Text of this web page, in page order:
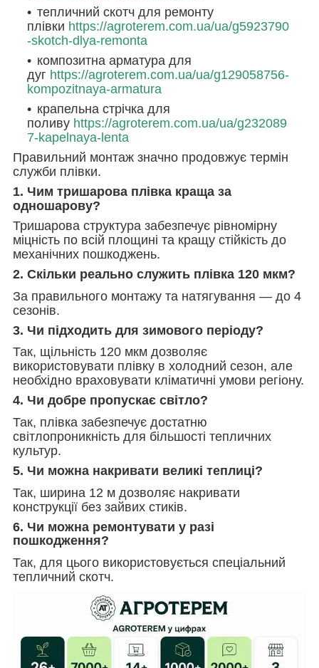
тепличний скотч для ремонту
плівки https://agroterem.com.ua/ua/g5923790
-skotch-dlya-remonta
композитна арматура для
дуг https://agroterem.com.ua/ua/g129058756-
kompozitnaya-armatura
крапельна стрічка для
поливу https://agroterem.com.ua/ua/g232089
7-kapelnaya-lenta
Правильний монтаж значно продовжує термін
служби плівки.
1. Чим тришарова плівка краща за
одношарову?
Тришарова структура забезпечує рівномірну
міцність по всій площині та кращу стійкість до
механічних пошкоджень.
2. Скільки реально служить плівка 120 мкм?
За правильного монтажу та натягування — до 4
сезонів.
3. Чи підходить для зимового періоду?
Так, щільність 120 мкм дозволяє
використовувати плівку в холодний сезон, але
необхідно враховувати кліматичні умови регіону.
4. Чи добре пропускає світло?
Так, плівка забезпечує достатню
світлопроникність для більшості тепличних
культур.
5. Чи можна накривати великі теплиці?
Так, ширина 12 м дозволяє накривати
конструкції без зайвих стиків.
6. Чи можна ремонтувати у разі
пошкодження?
Так, для цього використовується спеціальний
тепличний скотч.